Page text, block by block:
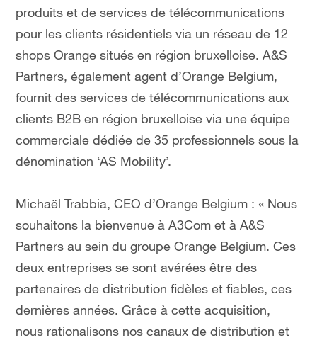
produits et de services de télécommunications
pour les clients résidentiels via un réseau de 12
shops Orange situés en région bruxelloise. A&S
Partners, également agent d’Orange Belgium,
fournit des services de télécommunications aux
clients B2B en région bruxelloise via une équipe
commerciale dédiée de 35 professionnels sous la
dénomination ‘AS Mobility’.
Michaël Trabbia, CEO d’Orange Belgium : « Nous
souhaitons la bienvenue à A3Com et à A&S
Partners au sein du groupe Orange Belgium. Ces
deux entreprises se sont avérées être des
partenaires de distribution fidèles et fiables, ces
dernières années. Grâce à cette acquisition,
nous rationalisons nos canaux de distribution et